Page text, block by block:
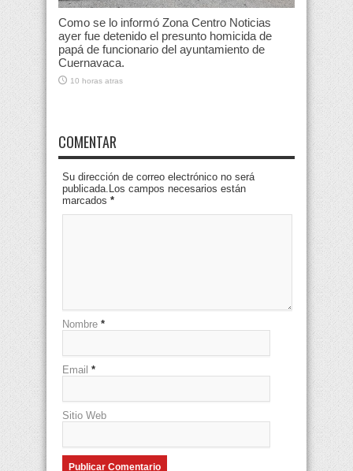
Como se lo informó Zona Centro Noticias
ayer fue detenido el presunto homicida de
papá de funcionario del ayuntamiento de
Cuernavaca.
10 horas atras
COMENTAR
Su dirección de correo electrónico no será
publicada.Los campos necesarios están
marcados *
Nombre *
Email *
Sitio Web